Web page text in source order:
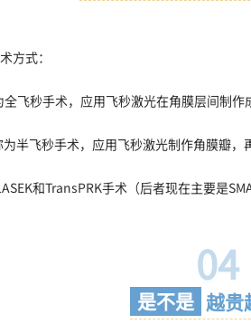
方式：
飞秒手术，应用飞秒激光在角膜层间制作
半飞秒手术，应用飞秒激光制作角膜瓣，
和TransPRK手术（后者现在主要是
04
是不是 越贵